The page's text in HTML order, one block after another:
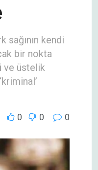
sağının kendi
bir nokta
ve üstelik
0 0 0